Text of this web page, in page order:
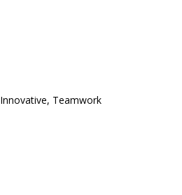
Innovative, Teamwork